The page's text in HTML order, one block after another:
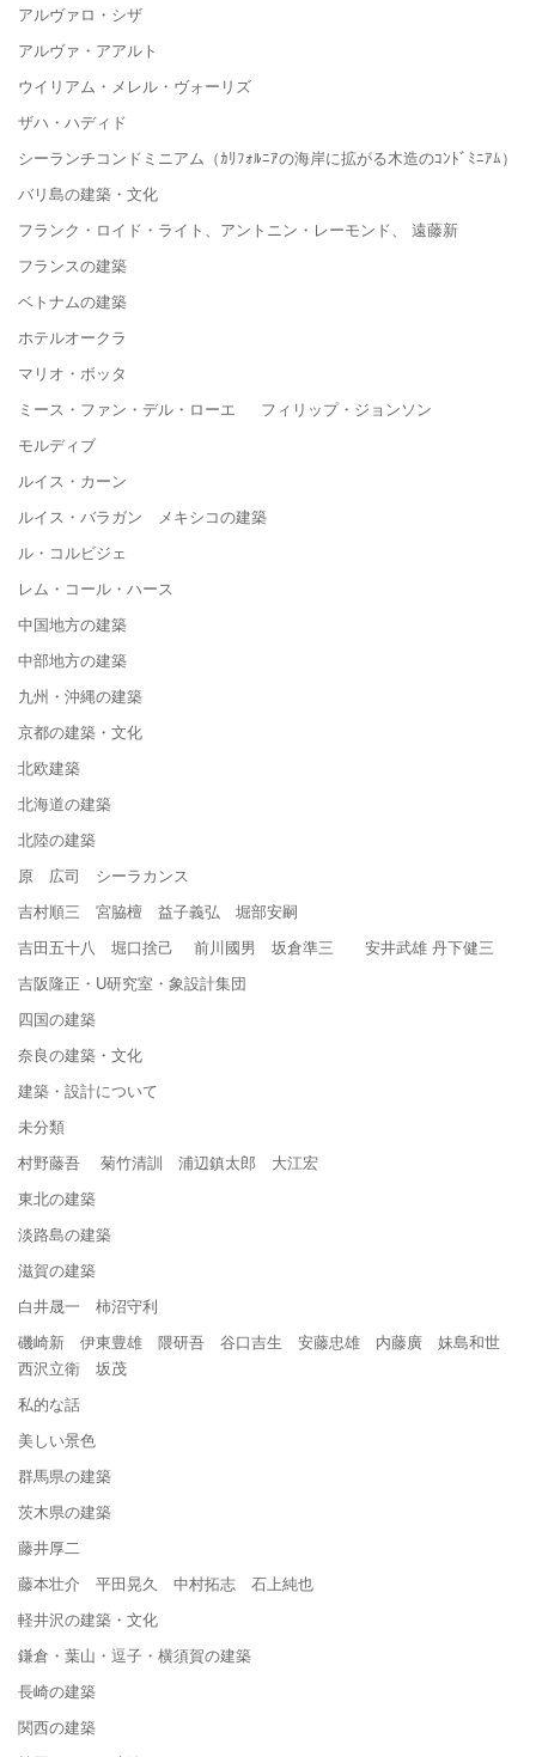
アルヴァロ・シザ
アルヴァ・アアルト
ウイリアム・メレル・ヴォーリズ
ザハ・ハディド
シーランチコンドミニアム（ｶﾘﾌｫﾙﾆｱの海岸に拡がる木造のｺﾝﾄﾞﾐﾆｱﾑ）
バリ島の建築・文化
フランク・ロイド・ライト、アントニン・レーモンド、 遠藤新
フランスの建築
ベトナムの建築
ホテルオークラ
マリオ・ボッタ
ミース・ファン・デル・ローエ フィリップ・ジョンソン
モルディブ
ルイス・カーン
ルイス・バラガン メキシコの建築
ル・コルビジェ
レム・コール・ハース
中国地方の建築
中部地方の建築
九州・沖縄の建築
京都の建築・文化
北欧建築
北海道の建築
北陸の建築
原 広司 シーラカンス
吉村順三 宮脇檀 益子義弘 堀部安嗣
吉田五十八 堀口捨己 前川國男 坂倉準三 安井武雄 丹下健三
吉阪隆正・U研究室・象設計集団
四国の建築
奈良の建築・文化
建築・設計について
未分類
村野藤吾 菊竹清訓 浦辺鎮太郎 大江宏
東北の建築
淡路島の建築
滋賀の建築
白井晟一 柿沼守利
磯崎新 伊東豊雄 隈研吾 谷口吉生 安藤忠雄 内藤廣 妹島和世
西沢立衛 坂茂
私的な話
美しい景色
群馬県の建築
茨木県の建築
藤井厚二
藤本壮介 平田晃久 中村拓志 石上純也
軽井沢の建築・文化
鎌倉・葉山・逗子・横須賀の建築
長崎の建築
関西の建築